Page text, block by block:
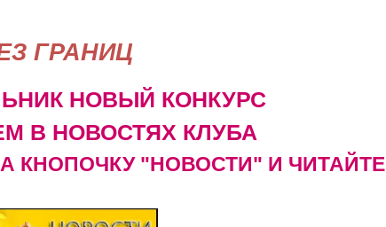
ГРАНИЦ
НОВЫЙ КОНКУРС
В НОВОСТЯХ КЛУБА
КНОПОЧКУ "НОВОСТИ" И ЧИТАЙТЕ